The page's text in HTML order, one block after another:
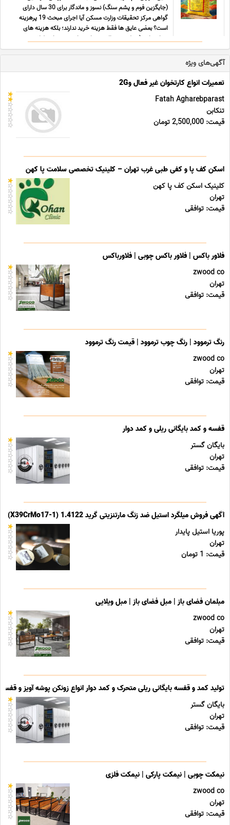
(جایگزین فوم و پشم سنگ) نسوز و ماندگار برای 30 سال دارای
گواهی مرکز تحقیقات وزارت مسکن آیا اجرای مبحث 19 پرهزینه
است؟ بعضی عایق ها فقط هزینه خرید ندارند؛ بلکه هزینه های
پنهان دارند (حمل، پرت بالا، زیرسازی، رابیتس، زمان طولانی ... ...
آگهی‌های ویژه
تعمیرات انواع کارتخوان غیر فعال و2G
Fatah Agharebparast
تنکابن
قیمت: 2,500,000 تومان
اسکن کف پا و کفی طبی غرب تهران – کلینیک تخصصی سلامت پا کهن
کلینیک اسکن کف پا کهن
تهران
قیمت: توافقی
فلاور باکس | فلاور باکس چوبی | فلاورباکس
zwood co
تهران
قیمت: توافقی
رنگ ترموود | رنگ چوب ترموود | قیمت رنگ ترموود
zwood co
تهران
قیمت: توافقی
قفسه و کمد بایگانی ریلی و کمد دوار
بایگان گستر
تهران
قیمت: توافقی
آگهی فروش میلگرد استیل ضد زنگ مارتنزیتی گرید 1.4122 (X39CrMo17-1)
پوریا استیل پایدار
تهران
قیمت: 1 تومان
مبلمان فضای باز | مبل فضای باز | مبل ویلایی
zwood co
تهران
قیمت: توافقی
تولید کمد و قفسه بایگانی ریلی متحرک و کمد دوار انواع زونکن پوشه آویز و قفسه
بایگان گستر
تهران
قیمت: توافقی
نیمکت چوبی | نیمکت پارکی | نیمکت فلزی
zwood co
تهران
قیمت: توافقی